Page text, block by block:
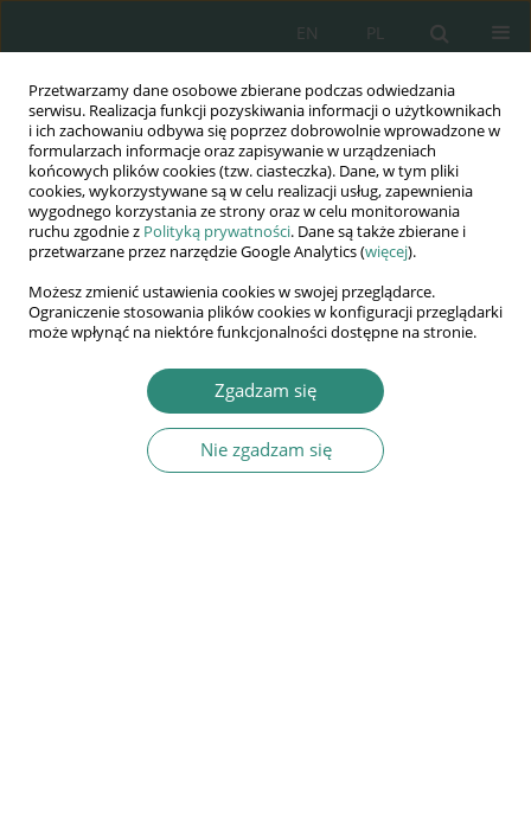
Przetwarzamy dane osobowe zbierane podczas odwiedzania
serwisu. Realizacja funkcji pozyskiwania informacji o użytkownikach
i ich zachowaniu odbywa się poprzez dobrowolnie wprowadzone w
formularzach informacje oraz zapisywanie w urządzeniach
końcowych plików cookies (tzw. ciasteczka). Dane, w tym pliki
cookies, wykorzystywane są w celu realizacji usług, zapewnienia
wygodnego korzystania ze strony oraz w celu monitorowania
ruchu zgodnie z Polityką prywatności. Dane są także zbierane i
przetwarzane przez narzędzie Google Analytics (więcej).
Możesz zmienić ustawienia cookies w swojej przeglądarce.
Ograniczenie stosowania plików cookies w konfiguracji przeglądarki
może wpłynąć na niektóre funkcjonalności dostępne na stronie.
Zgadzam się
Nie zgadzam się
PL
EN
Wydawnictwo
AWSGE
Akademia Nauk Stosowanych
WSGE
im. Alcide De Gasperi
Chitrang Vesuwala
Poverty reduction as human rights immanent